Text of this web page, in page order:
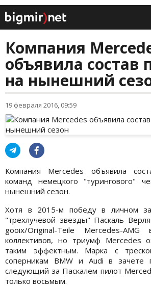
Компания
объявила состав
на нынешний
19 февраля 2016, 09:59
Компания Mercedes объявила
команд немецкого "турингового"
нынешний сезон.
Хотя в 2015-м победу в личном
"трехлучевой звезды" Паскаль
gooix/Original-Teile Mercedes-AMG
коллективов, но триумф Mercedes
таким эффектным. Марка с
соперникам BMW и Audi в зачете
следующий за Паскалем пилот
только восьмым.